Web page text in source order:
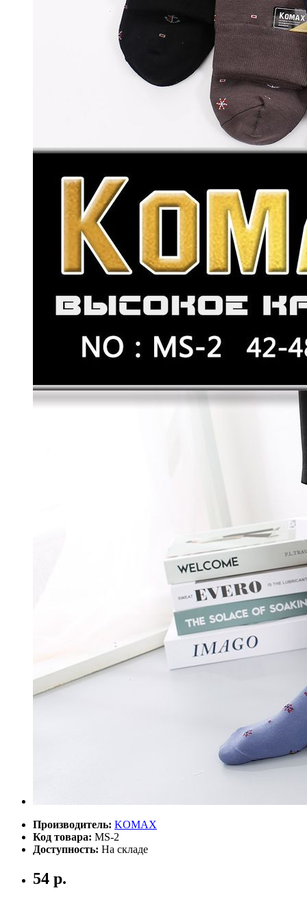
Производитель: KOMAX
Код товара: MS-2
Доступность: На складе
54 р.